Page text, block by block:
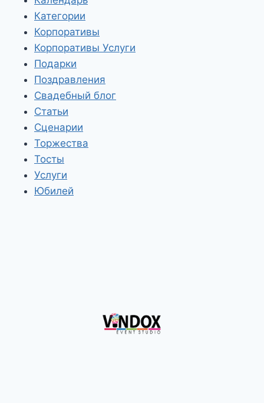
Категории
Корпоративы
Корпоративы Услуги
Подарки
Поздравления
Свадебный блог
Статьи
Сценарии
Торжества
Тосты
Услуги
Юбилей